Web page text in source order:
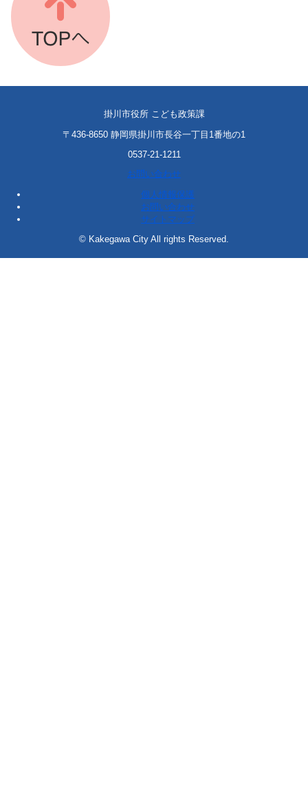
掛川市役所 こども政策課
〒436-8650 静岡県掛川市長谷一丁目1番地の1
0537-21-1211
お問い合わせ
個人情報保護
お問い合わせ
サイトマップ
© Kakegawa City All rights Reserved.